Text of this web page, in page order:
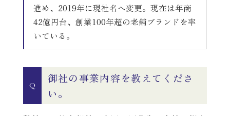
進め、2019年に現社名へ変更。現在は年商
42億円台、創業100年超の老舗ブランドを率
いている。
Q
御社の事業内容を教えてくださ
い。